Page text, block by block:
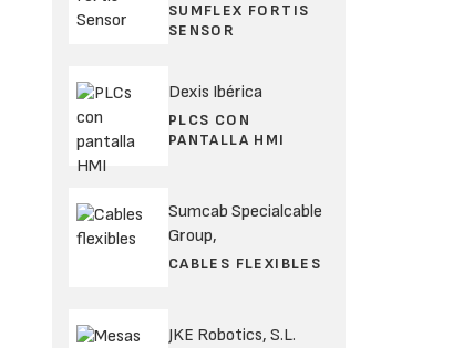
SUMFLEX FORTIS
SENSOR
Dexis Ibérica
PLCS CON
PANTALLA HMI
Sumcab Specialcable
Group,
CABLES FLEXIBLES
JKE Robotics, S.L.